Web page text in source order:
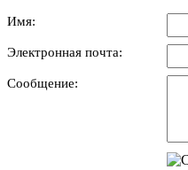
Имя:
Электронная почта:
Сообщение: